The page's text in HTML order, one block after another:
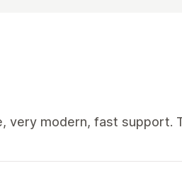
very modern, fast support.